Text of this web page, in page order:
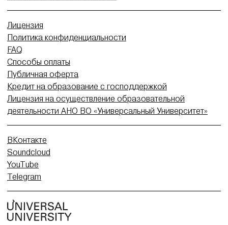
Лицензия
Политика конфиденциальности
FAQ
Способы оплаты
Публичная оферта
Кредит на образование с господдержкой
Лицензия на осуществление образовательной
деятельности АНО ВО «Универсальный Университет»
ВКонтакте
Soundcloud
YouTube
Telegram